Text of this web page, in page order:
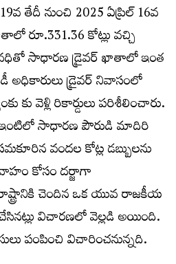
తేదీ నుంచి 2025 ఏప్రిల్ 16వ
రూ.331.36 కోట్లు వచ్చి
సాధారణ డ్రైవర్ ఖాతాలో ఇంత
డ్రైవర్ నివాసంలో
కు వెళ్లి రికార్డులు పరిశీలించారు.
ఇంటిలో సాధారణ పౌరుడి మాదిరి
వందల కోట్ల డబ్బులను
కోసం దర్జాగా
చెందిన ఒక యువ రాజకీయ
విచారణలో వెల్లడి అయింది.
పంపించి విచారించనున్నది.